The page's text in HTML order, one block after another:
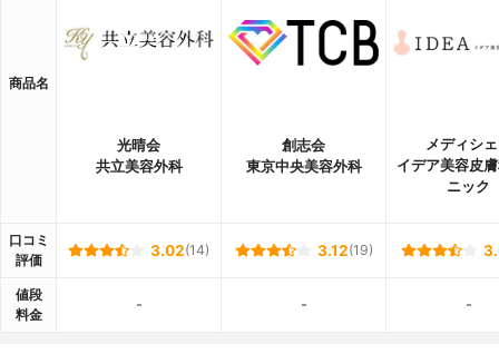
商品名
光晴会
共立美容外科
創志会
東京中央美容外科
メディシ
イデア美容皮
ニック
口コミ
評価
3.02(14) 3.12(19)
値段
料金
- - -